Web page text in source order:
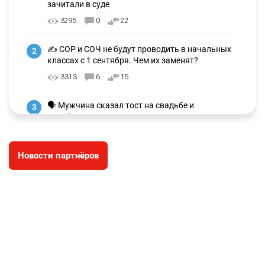
зачитали в суде
3295 0 22
2
✍️ СОР и СОЧ не будут проводить в начальных
классах с 1 сентября. Чем их заменят?
3313 6 15
3
🗣 Мужчина сказал тост на свадьбе и
заработал уголовное дело
🐏 Скота больше, а мясо дороже. Почему в
Казахстане продолжают расти цены на
Новости партнёров